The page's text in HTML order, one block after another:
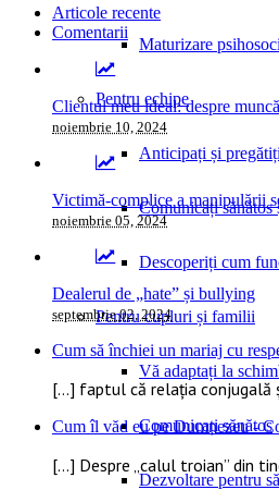
Maturizare
Pentru echipe
Anticipați și
Comunicați
Descoperiți cum
Pentru cupluri și familii
Vă adaptați la
Comunicați sănătos
Dezvoltare pentru
Articole recente
Comentarii
Clientul meu ideal: despre
noiembrie 10, 2024
Victimă-complice a manipulării
noiembrie 05, 2024
Dealerul de „hate” și bullying
septembrie 02, 2024
Cum să închiei un mariaj cu
[…] faptul că relația conjugală
Cum îl văd eu pe Dumnezeu -
[…] Despre „calul troian” din